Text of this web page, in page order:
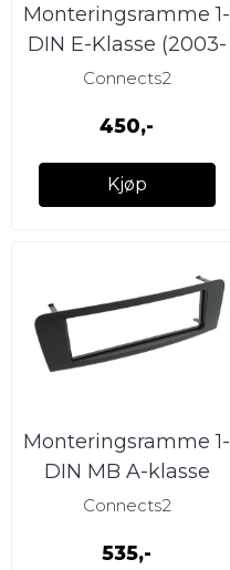
Monteringsramme 1-
DIN E-Klasse (2003-
2009) / CLS (2004-
Connects2
450,-
Kjøp
Monteringsramme 1-
DIN MB A-klasse
(2013-->) B-klasse
Connects2
535,-